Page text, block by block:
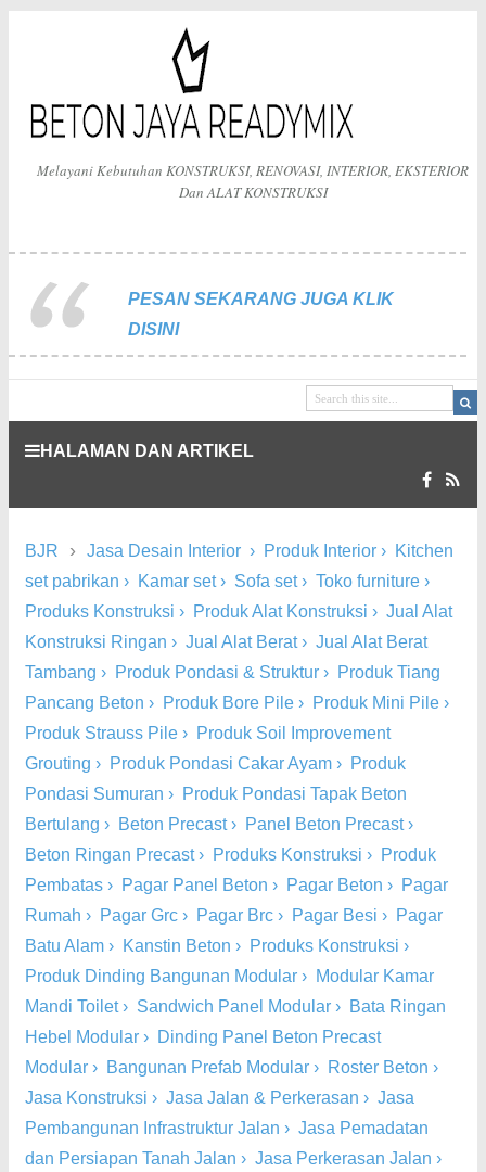
Melayani Kebutuhan KONSTRUKSI, RENOVASI, INTERIOR, EKSTERIOR
Dan ALAT KONSTRUKSI
PESAN SEKARANG JUGA KLIK
DISINI
HALAMAN DAN ARTIKEL
BJR › Jasa Desain Interior › Produk Interior › Kitchen
set pabrikan › Kamar set› Sofa set› Toko furniture ›
Produks Konstruksi › Produk Alat Konstruksi › Jual Alat
Konstruksi Ringan › Jual Alat Berat› Jual Alat Berat
Tambang › Produk Pondasi & Struktur › Produk Tiang
Pancang Beton › Produk Bore Pile › Produk Mini Pile ›
Produk Strauss Pile › Produk Soil Improvement
Grouting › Produk Pondasi Cakar Ayam › Produk
Pondasi Sumuran › Produk Pondasi Tapak Beton
Bertulang › Beton Precast› Panel Beton Precast›
Beton Ringan Precast› Produks Konstruksi › Produk
Pembatas › Pagar Panel Beton › Pagar Beton › Pagar
Rumah › Pagar Grc › Pagar Brc › Pagar Besi › Pagar
Batu Alam › Kanstin Beton › Produks Konstruksi ›
Produk Dinding Bangunan Modular › Modular Kamar
Mandi Toilet› Sandwich Panel Modular › Bata Ringan
Hebel Modular › Dinding Panel Beton Precast
Modular › Bangunan Prefab Modular › Roster Beton ›
Jasa Konstruksi › Jasa Jalan & Perkerasan › Jasa
Pembangunan Infrastruktur Jalan › Jasa Pemadatan
dan Persiapan Tanah Jalan › Jasa Perkerasan Jalan ›